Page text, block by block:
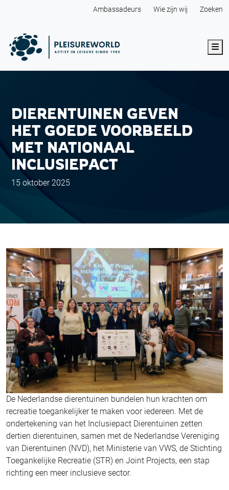
Ambassadeurs Wie zijn wij Zoeken
DIERENTUINEN GEVEN
HET GOEDE VOORBEELD
MET NATIONAAL
INCLUSIEPACT
15 oktober 2025
De Nederlandse dierentuinen bundelen hun krachten om
recreatie toegankelijker te maken voor iedereen. Met de
ondertekening van het Inclusiepact Dierentuinen zetten
dertien dierentuinen, samen met de Nederlandse Vereniging
van Dierentuinen (NVD), het Ministerie van VWS, de Stichting
Toegankelijke Recreatie (STR) en Joint Projects, een stap
richting een meer inclusieve sector.